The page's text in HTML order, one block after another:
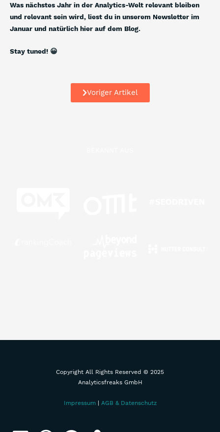
Was nächstes Jahr in der Analytics-Welt relevant bleiben
und relevant sein wird, liest du in unserem Newsletter im
Januar und natürlich hier auf dem Blog.
Stay tuned! 😀
Voriger Artikel
Copyright All Rights Reserved © 2025
Analyticsfreaks GmbH
Impressum| AGB & Datenschutz